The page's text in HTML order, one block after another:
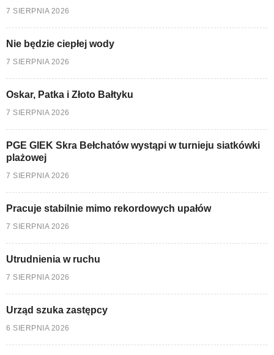
7 SIERPNIA 2026
Nie będzie ciepłej wody
7 SIERPNIA 2026
Oskar, Patka i Złoto Bałtyku
7 SIERPNIA 2026
PGE GIEK Skra Bełchatów wystąpi w turnieju siatkówki
plażowej
7 SIERPNIA 2026
Pracuje stabilnie mimo rekordowych upałów
7 SIERPNIA 2026
Utrudnienia w ruchu
7 SIERPNIA 2026
Urząd szuka zastępcy
6 SIERPNIA 2026